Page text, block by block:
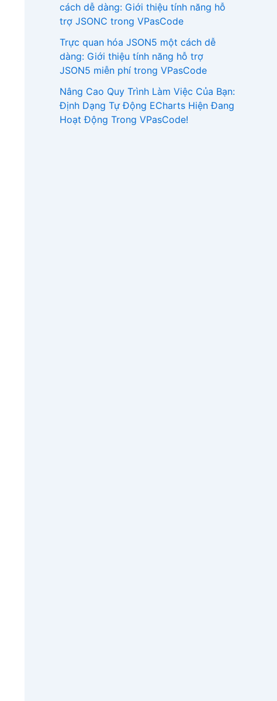
cách dễ dàng: Giới thiệu tính năng hỗ
trợ JSONC trong VPasCode
Trực quan hóa JSON5 một cách dễ
dàng: Giới thiệu tính năng hỗ trợ
JSON5 miễn phí trong VPasCode
Nâng Cao Quy Trình Làm Việc Của Bạn:
Định Dạng Tự Động ECharts Hiện Đang
Hoạt Động Trong VPasCode!